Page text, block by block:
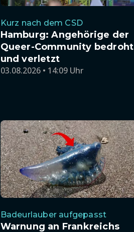
Kurz nach dem CSD
Hamburg: Angehörige der
Queer-Community bedroht
und verletzt
03.08.2026 • 14:09 Uhr
Badeurlauber aufgepasst
Warnung an Frankreichs